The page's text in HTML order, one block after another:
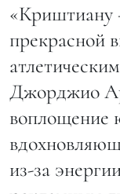
«Криштиану
прекрасной
Джорджио
воплощение
из-за